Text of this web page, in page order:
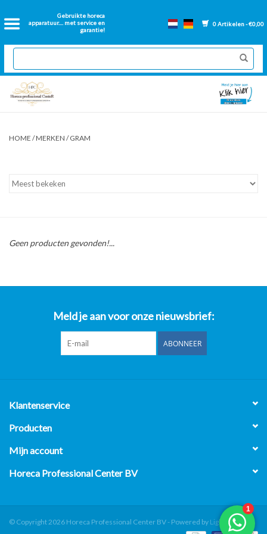
Gebruikte horeca
apparatuur.... met service en
garantie!
0 Artikelen - €0,00
Home
2dehands Horeca
Nieuwe apparatuur
Onderdelen bakwanden
Over ons
HOME /MERKEN /GRAM
Geen producten gevonden!...
Meld je aan voor onze nieuwsbrief:
ABONNEER
Klantenservice
Producten
Mijn account
Horeca Professional Center BV
© Copyright 2026 Horeca Professional Center BV - Powered by Lightspeed